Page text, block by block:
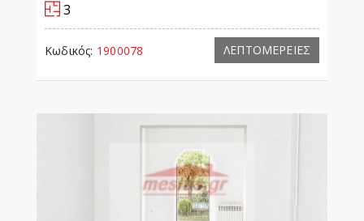
3
Κωδικός: 1900078 ΛΕΠΤΟΜΕΡΕΙΕΣ